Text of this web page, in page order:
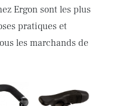
Ergon sont les plus
pratiques et
les marchands de